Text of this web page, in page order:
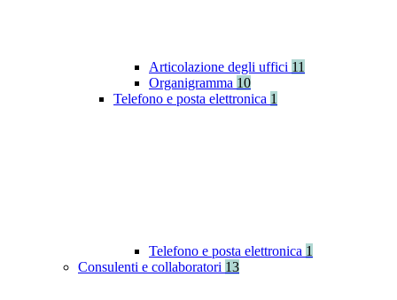
Articolazione degli uffici 11
Organigramma 10
Telefono e posta elettronica 1
Telefono e posta elettronica 1
Consulenti e collaboratori 13